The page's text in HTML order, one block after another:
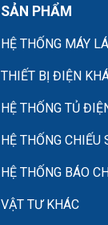
SẢN PHẨM
HỆ THỐNG MÁY
THIẾT BỊ ĐIỆN
HỆ THỐNG TỦ
HỆ THỐNG CHIẾU
HỆ THỐNG BÁO
VẬT TƯ KHÁC